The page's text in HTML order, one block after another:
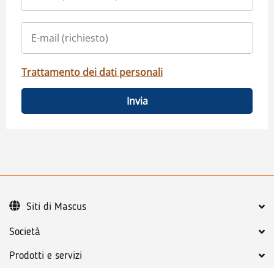
Trattamento dei dati personali
Invia
Società
Prodotti e servizi
Siti di Mascus